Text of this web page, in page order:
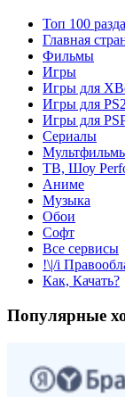
Топ 100
Главная
Фильмы
Игры
Игры для
Игры для
Игры для
Сериалы
ТВ, Шоу
Аниме
Музыка
Обои
Софт
Все сервисы
!\|/i
Как, Качать?
Популярные